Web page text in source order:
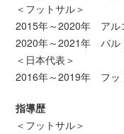
＜フットサル＞
2015年～2020年 アル
2020年～2021年 バル
＜日本代表＞
2016年～2019年 フッ
指導歴
＜フットサル＞